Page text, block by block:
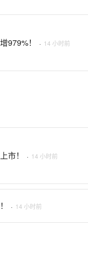
979%！ · 14 小时前
市！ · 14 小时前
· 14 小时前